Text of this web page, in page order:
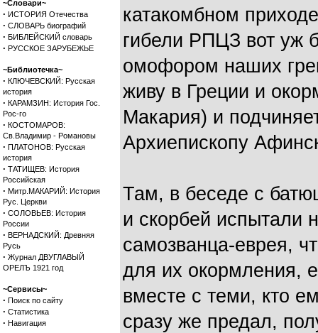
~Словари~
· ИСТОРИЯ Отечества
· СЛОВАРЬ биографий
· БИБЛЕЙСКИЙ словарь
· РУССКОЕ ЗАРУБЕЖЬЕ
~Библиотечка~
· КЛЮЧЕВСКИЙ: Русская
история
· КАРАМЗИН: История Гос.
Рос-го
· КОСТОМАРОВ:
Св.Владимир - Романовы
· ПЛАТОНОВ: Русская
история
· ТАТИЩЕВ: История
Российская
· Митр.МАКАРИЙ: История
Рус. Церкви
· СОЛОВЬЕВ: История
России
· ВЕРНАДСКИЙ: Древняя
Русь
· Журнал ДВУГЛАВЫЙ
ОРЕЛЪ 1921 год
~Сервисы~
· Поиск по сайту
· Статистика
· Навигация
катакомбном
гибели РПЦЗ вот уж
омофором наших
живу в Греции и
Макария) и
Архиепископу
Там, в беседе с
и скорбей испытали
самозванца-еврея,
для их окормления,
вместе с теми, кто
сразу же предал,